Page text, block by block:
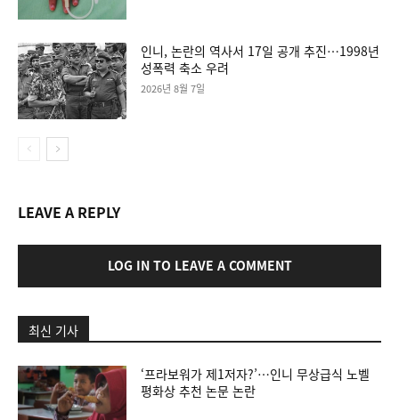
인니, 논란의 역사서 17일 공개 추진…1998년
성폭력 축소 우려
2026년 8월 7일
LEAVE A REPLY
LOG IN TO LEAVE A COMMENT
최신 기사
‘프라보워가 제1저자?’…인니 무상급식 노벨
평화상 추천 논문 논란